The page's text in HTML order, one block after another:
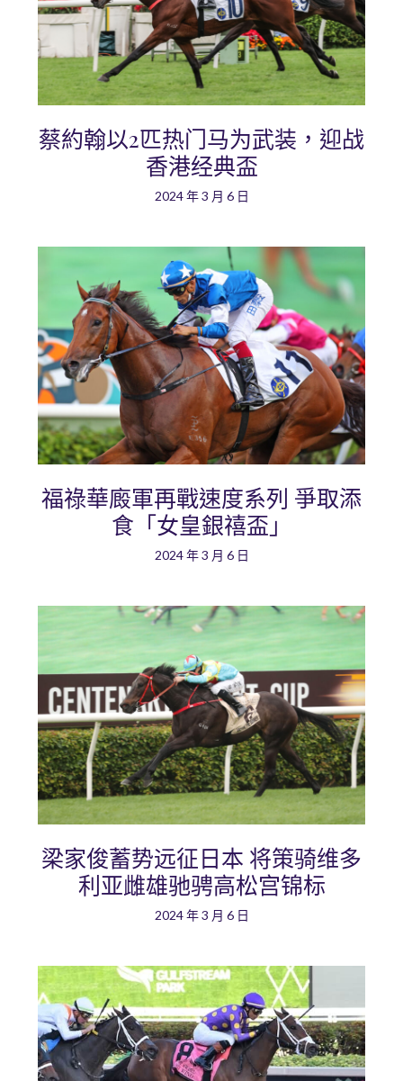
蔡約翰以2匹热门马为武装，迎战
香港经典盃
2024 年 3 月 6 日
福祿華廄軍再戰速度系列 爭取添
食「女皇銀禧盃」
2024 年 3 月 6 日
梁家俊蓄势远征日本 将策骑维多
利亚雌雄驰骋高松宫锦标
2024 年 3 月 6 日